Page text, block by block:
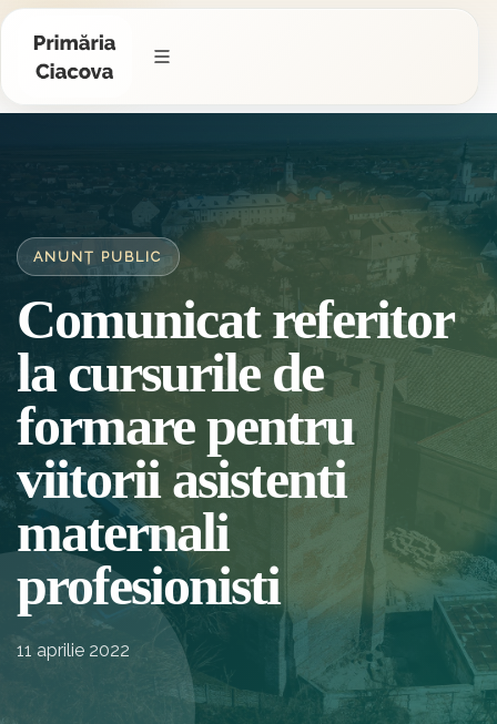
ANUNȚ PUBLIC
Comunicat referitor
la cursurile de
formare pentru
viitorii asistenti
maternali
profesionisti
11 aprilie 2022